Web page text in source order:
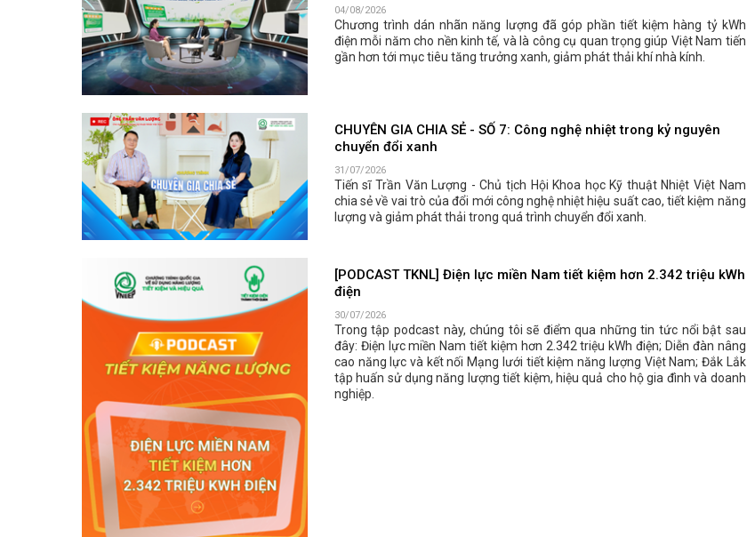
04/08/2026
Chương trình dán nhãn năng lượng đã góp phần tiết kiệm hàng tỷ kWh
điện mỗi năm cho nền kinh tế, và là công cụ quan trọng giúp Việt Nam tiến
gần hơn tới mục tiêu tăng trưởng xanh, giảm phát thải khí nhà kính.
CHUYÊN GIA CHIA SẺ - SỐ 7: Công nghệ nhiệt trong kỷ nguyên
chuyển đổi xanh
31/07/2026
Tiến sĩ Trần Văn Lượng - Chủ tịch Hội Khoa học Kỹ thuật Nhiệt Việt Nam
chia sẻ về vai trò của đổi mới công nghệ nhiệt hiệu suất cao, tiết kiệm năng
lượng và giảm phát thải trong quá trình chuyển đổi xanh.
[PODCAST TKNL] Điện lực miền Nam tiết kiệm hơn 2.342 triệu kWh
điện
30/07/2026
Trong tập podcast này, chúng tôi sẽ điểm qua những tin tức nổi bật sau
đây: Điện lực miền Nam tiết kiệm hơn 2.342 triệu kWh điện; Diễn đàn nâng
cao năng lực và kết nối Mạng lưới tiết kiệm năng lượng Việt Nam; Đắk Lắk
tập huấn sử dụng năng lượng tiết kiệm, hiệu quả cho hộ gia đình và doanh
nghiệp.